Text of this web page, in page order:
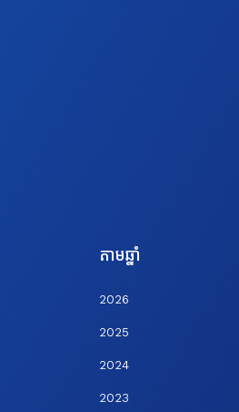
តាមឆ្នាំ
2026
2025
2024
2023